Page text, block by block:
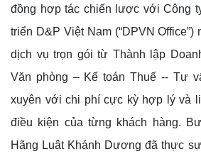
đồng hợp tác chiến lược với Công
triển D&P Việt Nam (“DPVN Office”)
dịch vụ trọn gói từ Thành lập
Văn phòng – Kế toán Thuế -- Tư
xuyên với chi phí cực kỳ hợp lý và
điều kiện của từng khách hàng.
Hãng Luật Khánh Dương đã thực